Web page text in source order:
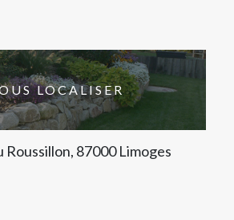
LOCALISER
Roussillon, 87000 Limoges